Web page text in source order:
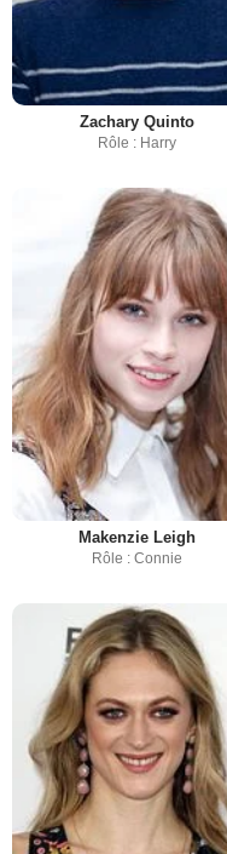
Zachary Quinto
Rôle : Harry
Makenzie Leigh
Rôle : Connie